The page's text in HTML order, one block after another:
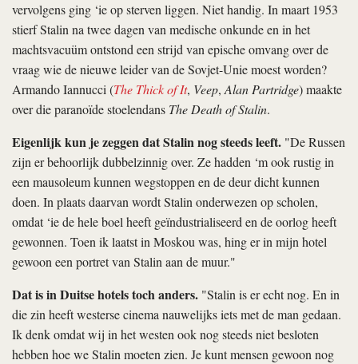
vervolgens ging ‘ie op sterven liggen. Niet handig. In maart 1953
stierf Stalin na twee dagen van medische onkunde en in het
machtsvacuüm ontstond een strijd van epische omvang over de
vraag wie de nieuwe leider van de Sovjet-Unie moest worden?
Armando Iannucci (The Thick of It, Veep,Alan Partridge) maakte
over die paranoïde stoelendans The Death of Stalin.
Eigenlijk kun je zeggen dat Stalin nog steeds leeft. "De Russen
zijn er behoorlijk dubbelzinnig over. Ze hadden ‘m ook rustig in
een mausoleum kunnen wegstoppen en de deur dicht kunnen
doen. In plaats daarvan wordt Stalin onderwezen op scholen,
omdat ‘ie de hele boel heeft geïndustrialiseerd en de oorlog heeft
gewonnen. Toen ik laatst in Moskou was, hing er in mijn hotel
gewoon een portret van Stalin aan de muur."
Dat is in Duitse hotels toch anders. "Stalin is er echt nog. En in
die zin heeft westerse cinema nauwelijks iets met de man gedaan.
Ik denk omdat wij in het westen ook nog steeds niet besloten
hebben hoe we Stalin moeten zien. Je kunt mensen gewoon nog